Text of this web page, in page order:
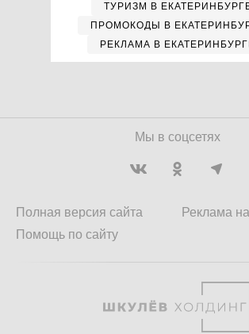
ТУРИЗМ В
ПРОМОКОДЫ В
РЕКЛАМА В
Мы в соцсетях
Полная версия сайта
Помощь по сайту
Реклама